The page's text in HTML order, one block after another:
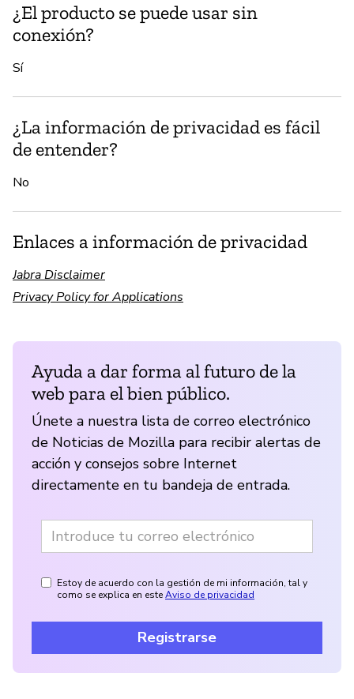
¿El producto se puede usar sin
conexión?
Sí
¿La información de privacidad es fácil
de entender?
No
Enlaces a información de privacidad
Jabra Disclaimer
Privacy Policy for Applications
Ayuda a dar forma al futuro de la
web para el bien público.
Únete a nuestra lista de correo electrónico
de Noticias de Mozilla para recibir alertas de
acción y consejos sobre Internet
directamente en tu bandeja de entrada.
Estoy de acuerdo con la gestión de mi información, tal y
como se explica en esteAviso de privacidad
Registrarse